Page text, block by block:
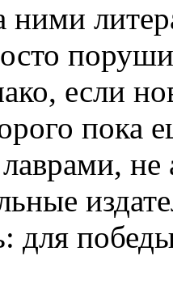
ними
если
пока
не
для